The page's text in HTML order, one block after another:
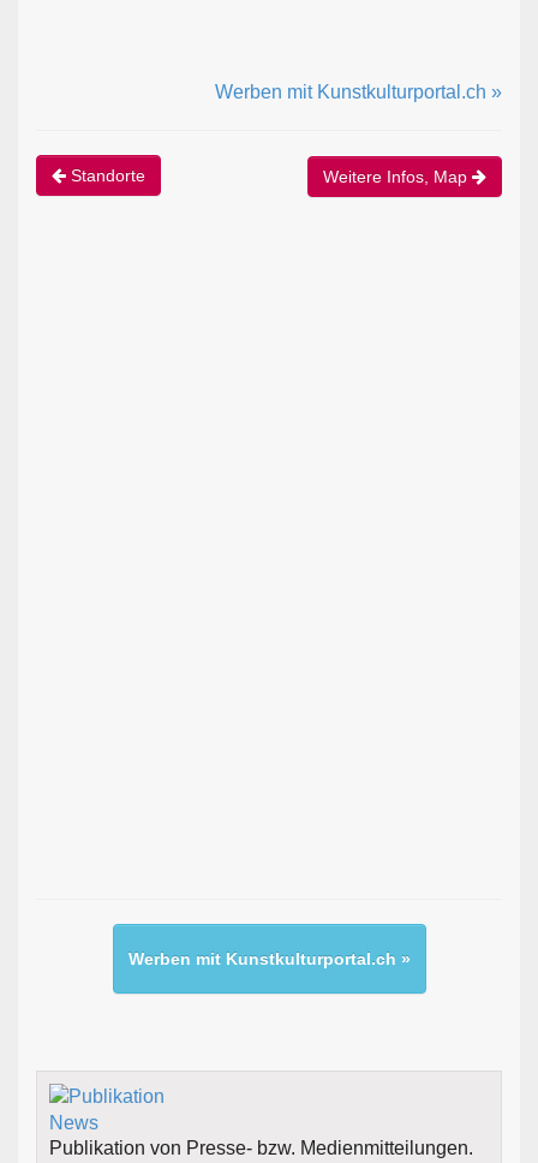
Werben mit Kunstkulturportal.ch »
Standorte Weitere Infos, Map
Werben mit Kunstkulturportal.ch »
Publikation von Presse- bzw. Medienmitteilungen.